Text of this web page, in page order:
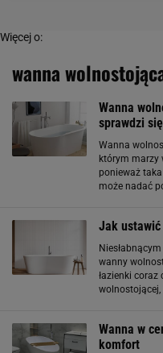
Więcej o:
wanna
Wanna
sprawdzi
Wanna
którym marzy
ponieważ
może nadać
Jak
wanny
łazienki
Wanna w
komfort